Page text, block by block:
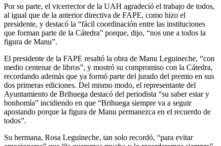
Por su parte, el vicerrector de la UAH agradeció el trabajo de todos,
al igual que de la anterior directiva de FAPE, como hizo el
presidente, y destacó la “fácil coordinación entre las instituciones
que forman parte de la Cátedra” porque, dijo, “nos une a todos la
figura de Manu”.
El presidente de la FAPE resaltó la obra de Manu Leguineche, “con
medio centenar de libros”, y mostró su compromiso con la Cátedra,
recordando además que ya formó parte del jurado del premio en sus
dos primeras ediciones. Del mismo modo, el representante del
Ayuntamiento de Brihuega destacó del periodista “su saber estar y
bonhomía” incidiendo en que “Brihuega siempre va a seguir
apostando porque la figura de Manu permanezca en el recuerdo de
todos”.
Su hermana, Rosa Leguineche, tan solo recordó, “para evitar